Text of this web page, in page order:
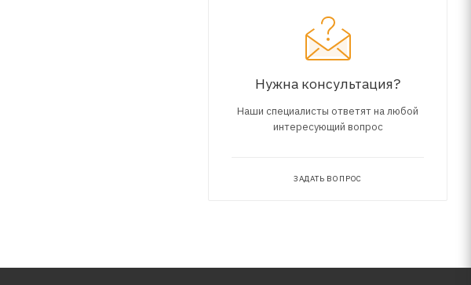
Нужна консультация?
Наши специалисты ответят на любой
интересующий вопрос
ЗАДАТЬ ВОПРОС